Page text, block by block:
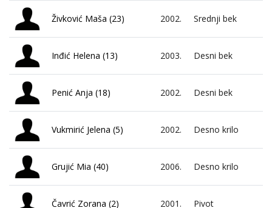
Živković Maša (23) 2002. Srednji bek
Inđić Helena (13) 2003. Desni bek
Penić Anja (18) 2002. Desni bek
Vukmirić Jelena (5) 2002. Desno krilo
Grujić Mia (40) 2006. Desno krilo
Čavrić Zorana (2) 2001. Pivot